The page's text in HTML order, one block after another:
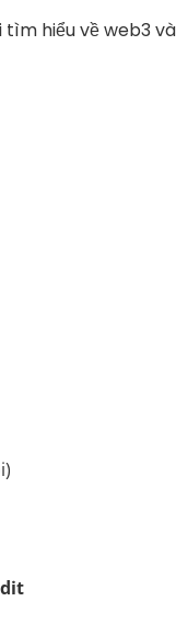
hiểu về web3